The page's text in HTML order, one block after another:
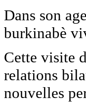
Dans son
burkinabè
Cette visite
relations
nouvelles